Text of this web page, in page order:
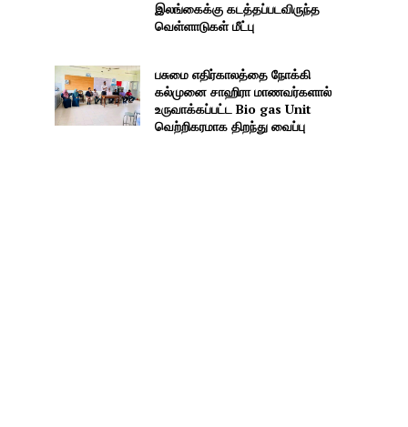
இலங்கைக்கு கடத்தப்படவிருந்த
வெள்ளாடுகள் மீட்பு
பசுமை எதிர்காலத்தை நோக்கி
கல்முனை சாஹிரா மாணவர்களால்
உருவாக்கப்பட்ட Bio gas Unit
வெற்றிகரமாக திறந்து வைப்பு